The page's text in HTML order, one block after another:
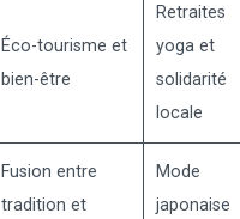
Éco-tourisme et
bien-être
Retraites
yoga et
solidarité
locale
Fusion entre
tradition et
Mode
japonaise